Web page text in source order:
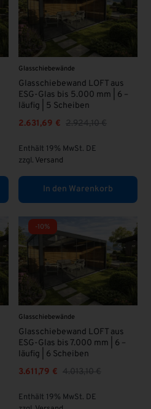
Glasschiebewände
Glasschiebewand LOFT aus
ESG-Glas bis 5.000 mm | 6 –
läufig | 5 Scheiben
2.924,10€
2.631,69 €
Enthält 19% MwSt. DE
zzgl. Versand
In den Warenkorb
-10%
Glasschiebewände
Glasschiebewand LOFT aus
ESG-Glas bis 7.000 mm | 6 –
läufig | 6 Scheiben
4.013,10€
3.611,79 €
Enthält 19% MwSt. DE